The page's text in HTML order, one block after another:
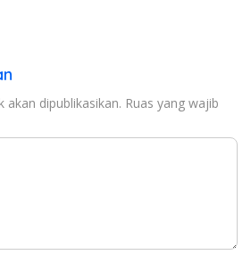
akan dipublikasikan. Ruas yang wajib